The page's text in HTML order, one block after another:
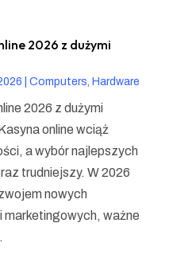
2026 z dużymi
Computers, Hardware
2026 z dużymi
online wciąż
a wybór najlepszych
trudniejszy. W 2026
nowych
marketingowych, ważne